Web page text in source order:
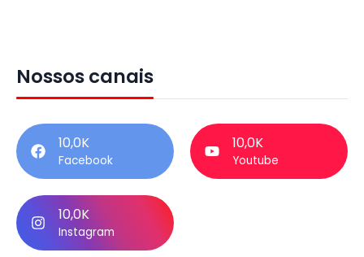
Nossos canais
10,0K
Facebook
10,0K
Youtube
10,0K
Instagram